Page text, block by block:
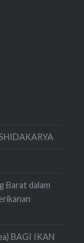
Barat dalam
BAGI IKAN